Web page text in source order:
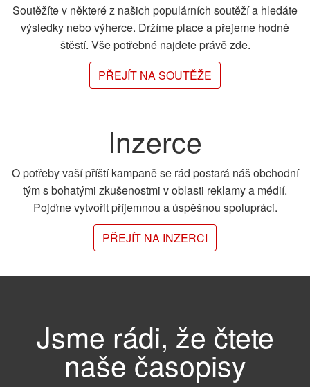
Soutěžíte v některé z našich populárních soutěží a hledáte
výsledky nebo výherce. Držíme place a přejeme hodně
štěstí. Vše potřebné najdete právě zde.
PŘEJÍT NA SOUTĚŽE
Inzerce
O potřeby vaší příští kampaně se rád postará náš obchodní
tým s bohatými zkušenostmi v oblasti reklamy a médií.
Pojďme vytvořit příjemnou a úspěšnou spolupráci.
PŘEJÍT NA INZERCI
Jsme rádi, že čtete
naše časopisy